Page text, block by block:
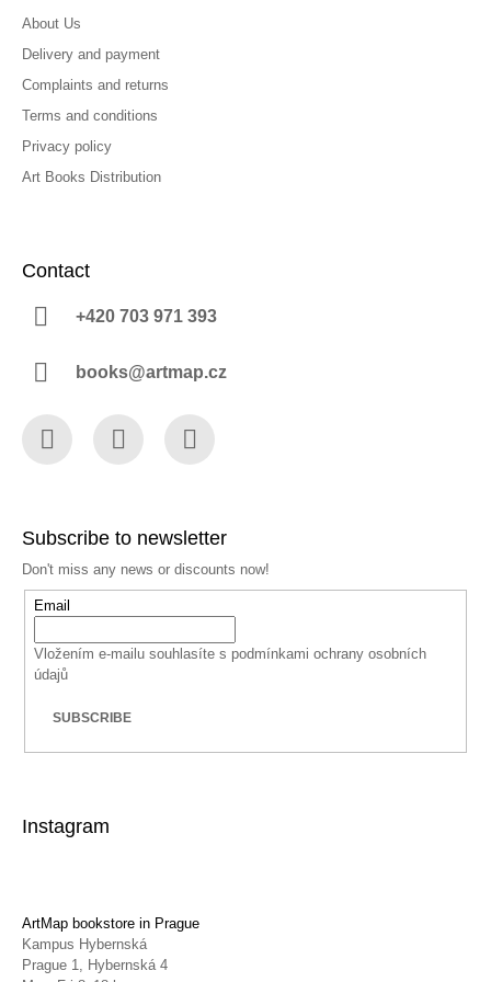
About Us
Delivery and payment
Complaints and returns
Terms and conditions
Privacy policy
Art Books Distribution
Contact
+420 703 971 393
books@artmap.cz
Subscribe to newsletter
Don't miss any news or discounts now!
Email
Vložením e-mailu souhlasíte s podmínkami ochrany osobních
údajů
SUBSCRIBE
Instagram
ArtMap bookstore in Prague
Kampus Hybernská
Prague 1, Hybernská 4